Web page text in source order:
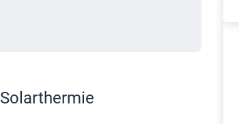
Solarthermie